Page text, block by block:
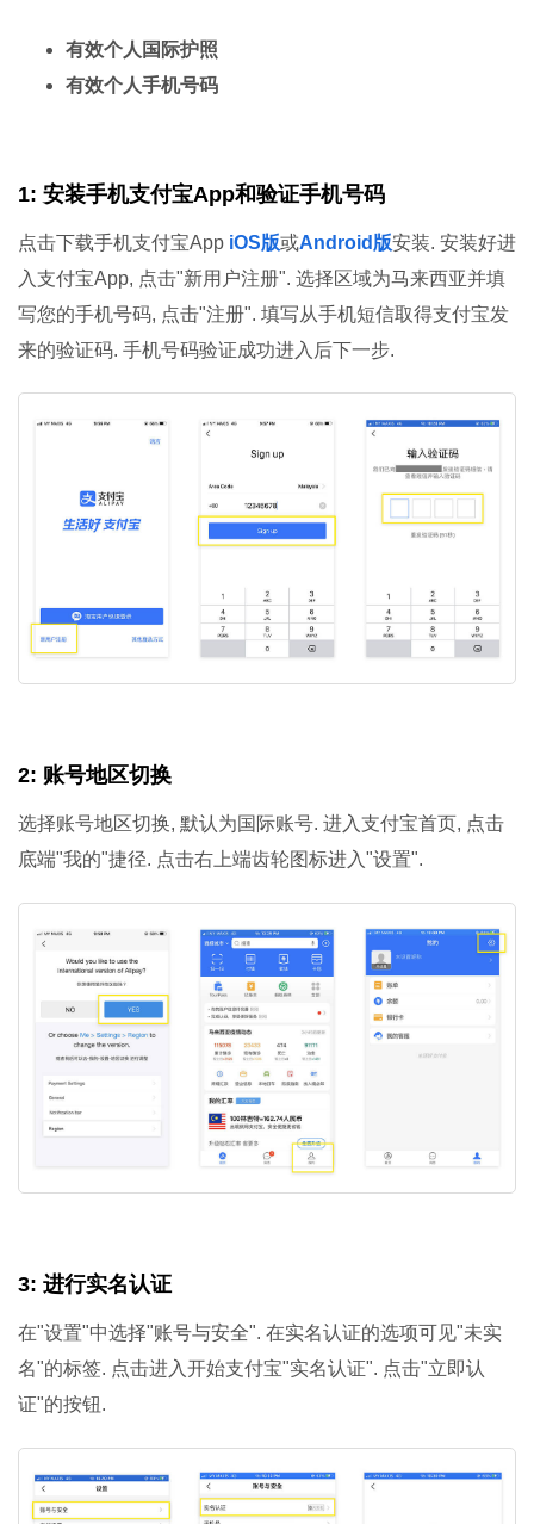
有效个人国际护照
有效个人手机号码
1: 安装手机支付宝App和验证手机号码
点击下载手机支付宝App iOS版或Android版安装. 安装好进
入支付宝App, 点击"新用户注册". 选择区域为马来西亚并填
写您的手机号码, 点击"注册". 填写从手机短信取得支付宝发
来的验证码. 手机号码验证成功进入后下一步.
2: 账号地区切换
选择账号地区切换, 默认为国际账号. 进入支付宝首页, 点击
底端"我的"捷径. 点击右上端齿轮图标进入"设置".
3: 进行实名认证
在"设置"中选择"账号与安全". 在实名认证的选项可见"未实
名"的标签. 点击进入开始支付宝"实名认证". 点击"立即认
证"的按钮.